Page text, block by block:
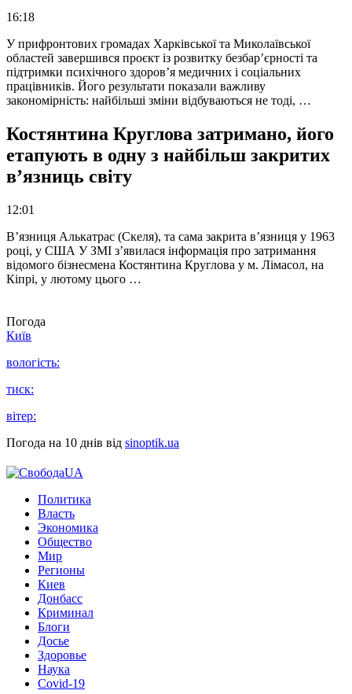
16:18
У прифронтових громадах Харківської та Миколаївської
областей завершився проєкт із розвитку безбар’єрності та
підтримки психічного здоров’я медичних і соціальних
працівників. Його результати показали важливу
закономірність: найбільші зміни відбуваються не тоді, …
Костянтина Круглова затримано, його
етапують в одну з найбільш закритих
в’язниць світу
12:01
В’язниця Алькатрас (Скеля), та сама закрита в’язниця у 1963
році, у США У ЗМІ з’явилася інформація про затримання
відомого бізнесмена Костянтина Круглова у м. Лімасол, на
Кіпрі, у лютому цього …
Погода
Київ
вологість:
тиск:
вітер:
Погода на 10 днів від sinoptik.ua
Политика
Власть
Экономика
Общество
Мир
Регионы
Киев
Донбасс
Криминал
Блоги
Досье
Здоровье
Наука
Covid-19